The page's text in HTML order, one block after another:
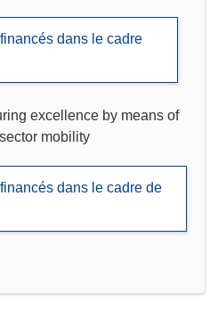
dans le cadre
excellence by means of
mobility
dans le cadre de